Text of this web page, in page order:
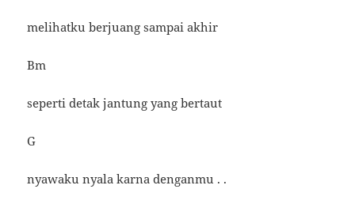
melihatku berjuang sampai akhir
Bm
seperti detak jantung yang bertaut
G
nyawaku nyala karna denganmu . .